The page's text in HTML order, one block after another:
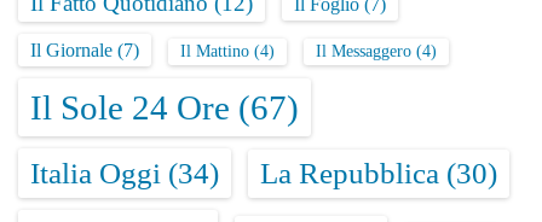
Il Giornale (7) Il Mattino (4) Il Messaggero (4)
Il Sole 24 Ore (67)
Italia Oggi (34) La Repubblica (30)